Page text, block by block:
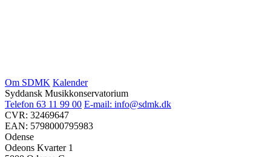
Om SDMK Kalender
Syddansk Musikkonservatorium
Telefon 63 11 99 00 E-mail: info@sdmk.dk
CVR: 32469647
EAN: 5798000795983
Odense
Odeons Kvarter 1